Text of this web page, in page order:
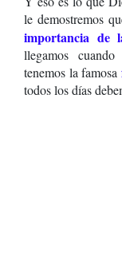
le demostremos
importancia de
llegamos
tenemos la famosa
todos los días